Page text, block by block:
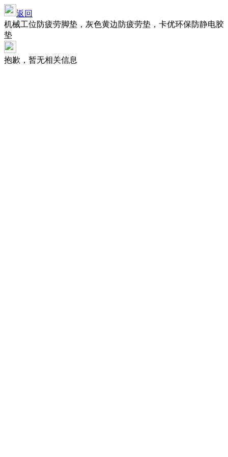
返回
机械工位防疲劳脚垫，灰色黄边防疲劳垫，卡优环保防静电胶
垫
抱歉，暂无相关信息